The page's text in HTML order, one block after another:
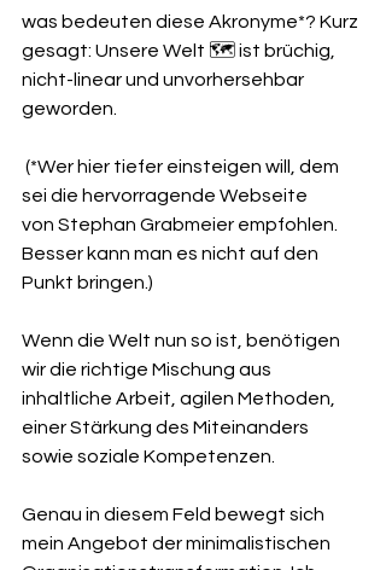
was bedeuten diese Akronyme*? Kurz
gesagt: Unsere Welt 🗺 ist brüchig,
nicht-linear und unvorhersehbar
geworden.
(*Wer hier tiefer einsteigen will, dem
sei die hervorragende Webseite
von Stephan Grabmeier empfohlen.
Besser kann man es nicht auf den
Punkt bringen.)
Wenn die Welt nun so ist, benötigen
wir die richtige Mischung aus
inhaltliche Arbeit, agilen Methoden,
einer Stärkung des Miteinanders
sowie soziale Kompetenzen.
Genau in diesem Feld bewegt sich
mein Angebot der minimalistischen